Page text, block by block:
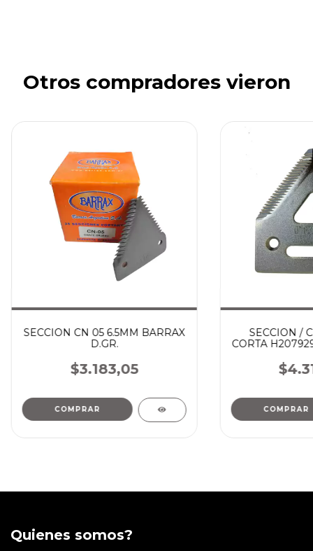
Otros compradores vieron
SECCION CN 05 6.5MM BARRAX
D.GR.
$3.183,05
SECCION /
CORTA
Quienes somos?